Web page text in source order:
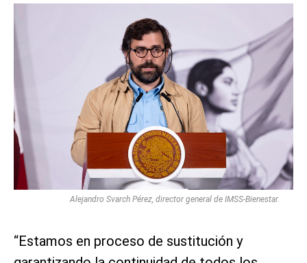
Alejandro Svarch Pérez, director general de IMSS-Bienestar.
“Estamos en proceso de sustitución y